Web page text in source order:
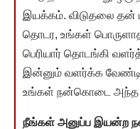
இயக்கம். விடுதலை
தொடர, உங்கள்
பெரியார் தொடங்கி
இன்னும் வளர்க்க
உங்கள் நன்கொடை அந்த
நீங்கள் அனுப்ப